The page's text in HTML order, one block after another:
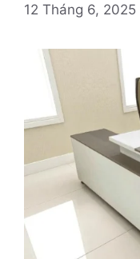
12 Tháng 6, 2025